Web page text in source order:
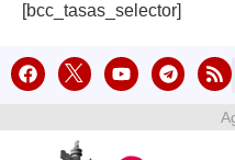
[bcc_tasas_selector]